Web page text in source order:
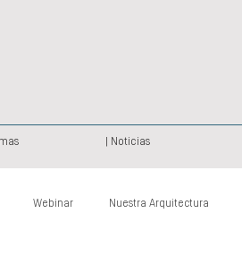
| Noticias
Webinar Nuestra Arquitectura